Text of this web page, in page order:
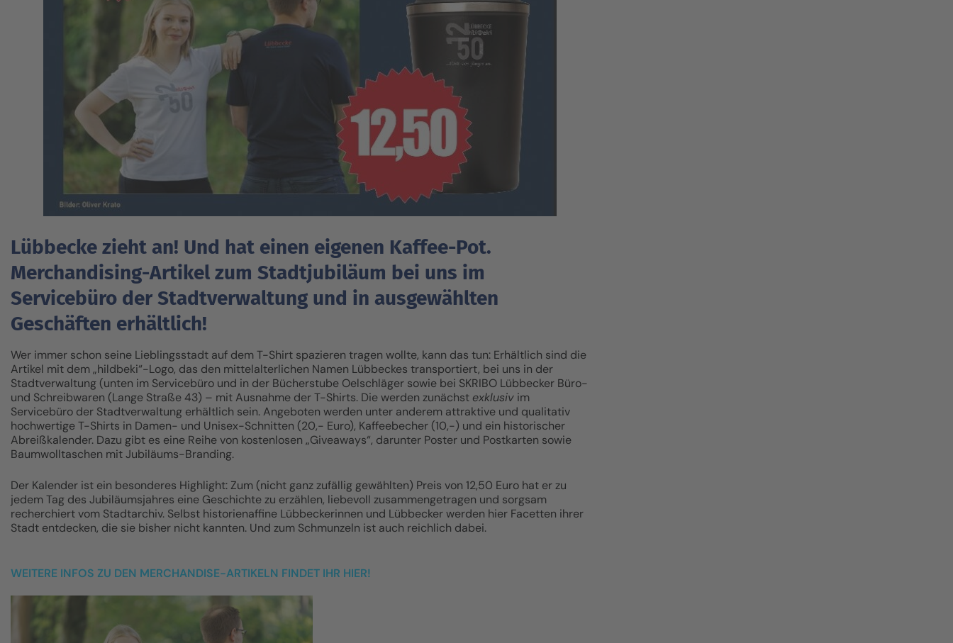
Lübbecke zieht an! Und hat einen eigenen Kaffee-Pot.
Merchandising-Artikel zum Stadtjubiläum bei uns im
Servicebüro der Stadtverwaltung und in ausgewählten
Geschäften erhältlich!
Wer immer schon seine Lieblingsstadt auf dem T-Shirt spazieren tragen wollte, kann das tun: Erhältlich sind die
Artikel mit dem „hildbeki“-Logo, das den mittelalterlichen Namen Lübbeckes transportiert, bei uns in der
Stadtverwaltung (unten im Servicebüro und in der Bücherstube Oelschläger sowie bei SKRIBO Lübbecker Büro-
und Schreibwaren (Lange Straße 43) – mit Ausnahme der T-Shirts. Die werden zunächst exklusiv im
Servicebüro der Stadtverwaltung erhältlich sein. Angeboten werden unter anderem attraktive und qualitativ
hochwertige T-Shirts in Damen- und Unisex-Schnitten (20,- Euro), Kaffeebecher (10,-) und ein historischer
Abreißkalender. Dazu gibt es eine Reihe von kostenlosen „Giveaways“, darunter Poster und Postkarten sowie
Baumwolltaschen mit Jubiläums-Branding.
Der Kalender ist ein besonderes Highlight: Zum (nicht ganz zufällig gewählten) Preis von 12,50 Euro hat er zu
jedem Tag des Jubiläumsjahres eine Geschichte zu erzählen, liebevoll zusammengetragen und sorgsam
recherchiert vom Stadtarchiv. Selbst historienaffine Lübbeckerinnen und Lübbecker werden hier Facetten ihrer
Stadt entdecken, die sie bisher nicht kannten. Und zum Schmunzeln ist auch reichlich dabei.
WEITERE INFOS ZU DEN MERCHANDISE-ARTIKELN FINDET IHR HIER!